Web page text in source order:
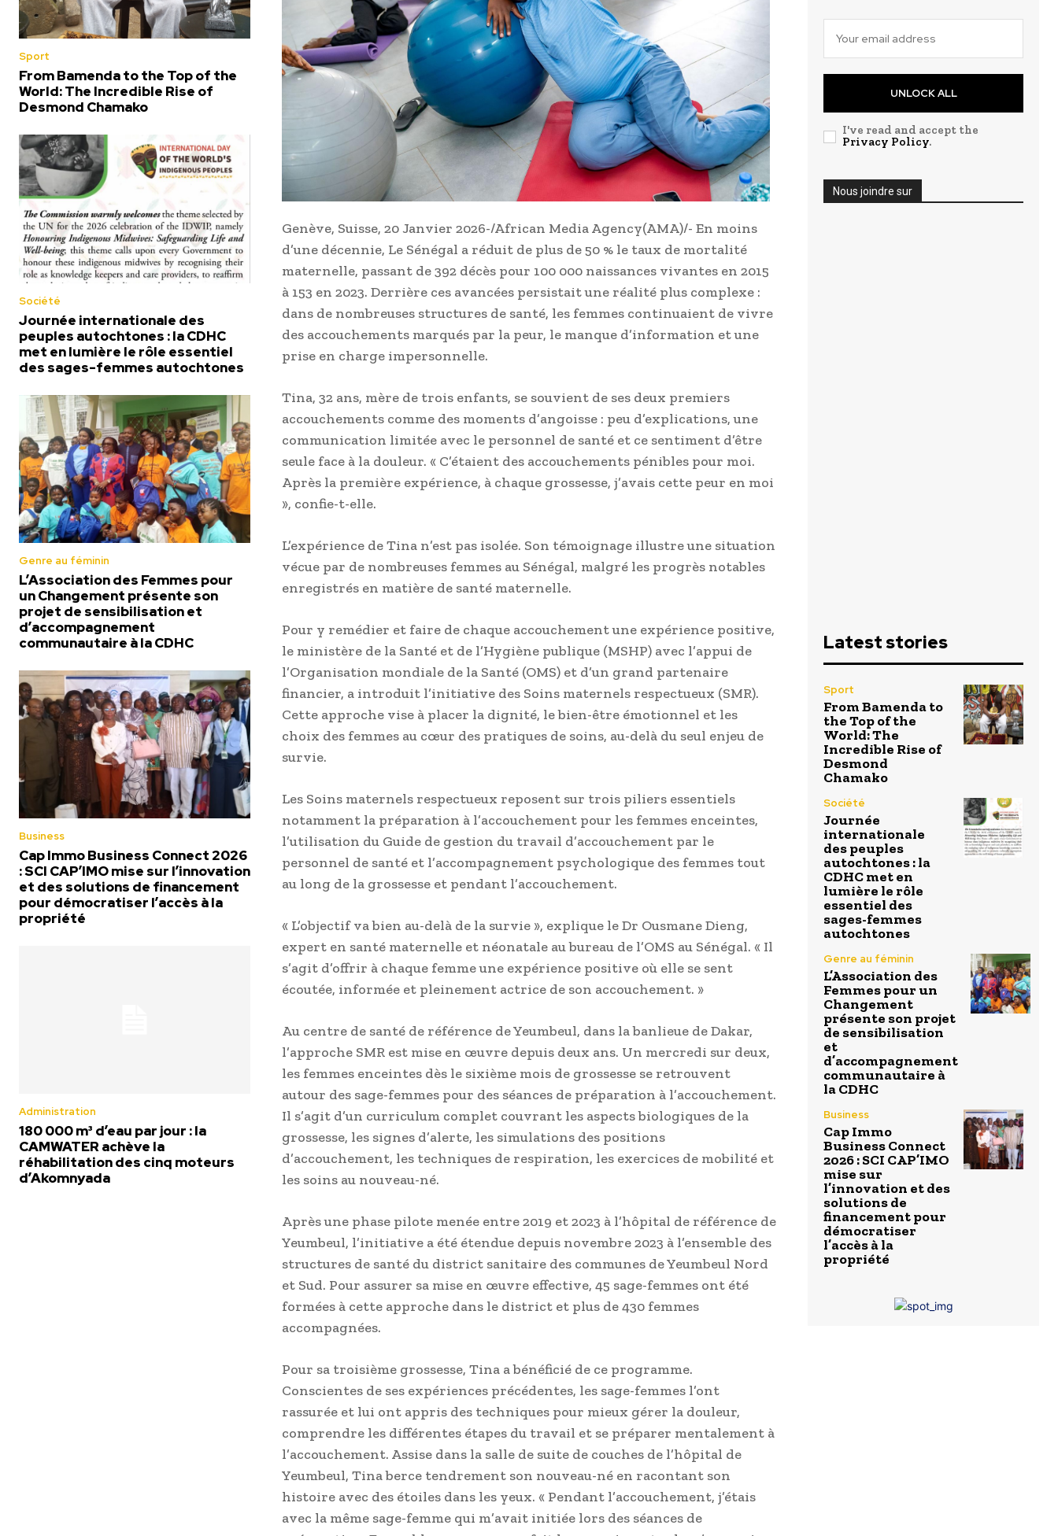
Sport
From Bamenda to the Top of the
World: The Incredible Rise of
Desmond Chamako
Société
Journée internationale des
peuples autochtones : la CDHC
met en lumière le rôle essentiel
des sages-femmes autochtones
Genre au féminin
L’Association des Femmes pour
un Changement présente son
projet de sensibilisation et
d’accompagnement
communautaire à la CDHC
Business
Cap Immo Business Connect 2026
: SCI CAP’IMO mise sur l’innovation
et des solutions de financement
pour démocratiser l’accès à la
propriété
Administration
180 000 m³ d’eau par jour : la
CAMWATER achève la
réhabilitation des cinq moteurs
d’Akomnyada
Genève, Suisse, 20 Janvier 2026-/African Media Agency(AMA)/- En moins
d’une décennie, Le Sénégal a réduit de plus de 50 % le taux de mortalité
maternelle, passant de 392 décès pour 100 000 naissances vivantes en 2015
à 153 en 2023. Derrière ces avancées persistait une réalité plus complexe :
dans de nombreuses structures de santé, les femmes continuaient de vivre
des accouchements marqués par la peur, le manque d’information et une
prise en charge impersonnelle.
Tina, 32 ans, mère de trois enfants, se souvient de ses deux premiers
accouchements comme des moments d’angoisse : peu d’explications, une
communication limitée avec le personnel de santé et ce sentiment d’être
seule face à la douleur. « C’étaient des accouchements pénibles pour moi.
Après la première expérience, à chaque grossesse, j’avais cette peur en moi
», confie-t-elle.
L’expérience de Tina n’est pas isolée. Son témoignage illustre une situation
vécue par de nombreuses femmes au Sénégal, malgré les progrès notables
enregistrés en matière de santé maternelle.
Pour y remédier et faire de chaque accouchement une expérience positive,
le ministère de la Santé et de l’Hygiène publique (MSHP) avec l’appui de
l’Organisation mondiale de la Santé (OMS) et d’un grand partenaire
financier, a introduit l’initiative des Soins maternels respectueux (SMR).
Cette approche vise à placer la dignité, le bien-être émotionnel et les
choix des femmes au cœur des pratiques de soins, au-delà du seul enjeu de
survie.
Les Soins maternels respectueux reposent sur trois piliers essentiels
notamment la préparation à l’accouchement pour les femmes enceintes,
l’utilisation du Guide de gestion du travail d’accouchement par le
personnel de santé et l’accompagnement psychologique des femmes tout
au long de la grossesse et pendant l’accouchement.
« L’objectif va bien au-delà de la survie », explique le Dr Ousmane Dieng,
expert en santé maternelle et néonatale au bureau de l’OMS au Sénégal. « Il
s’agit d’offrir à chaque femme une expérience positive où elle se sent
écoutée, informée et pleinement actrice de son accouchement. »
Au centre de santé de référence de Yeumbeul, dans la banlieue de Dakar,
l’approche SMR est mise en œuvre depuis deux ans. Un mercredi sur deux,
les femmes enceintes dès le sixième mois de grossesse se retrouvent
autour des sage-femmes pour des séances de préparation à l’accouchement.
Il s’agit d’un curriculum complet couvrant les aspects biologiques de la
grossesse, les signes d’alerte, les simulations des positions
d’accouchement, les techniques de respiration, les exercices de mobilité et
les soins au nouveau-né.
Après une phase pilote menée entre 2019 et 2023 à l’hôpital de référence de
Yeumbeul, l’initiative a été étendue depuis novembre 2023 à l’ensemble des
structures de santé du district sanitaire des communes de Yeumbeul Nord
et Sud. Pour assurer sa mise en œuvre effective, 45 sage-femmes ont été
formées à cette approche dans le district et plus de 430 femmes
accompagnées.
Pour sa troisième grossesse, Tina a bénéficié de ce programme.
Conscientes de ses expériences précédentes, les sage-femmes l’ont
rassurée et lui ont appris des techniques pour mieux gérer la douleur,
comprendre les différentes étapes du travail et se préparer mentalement à
l’accouchement. Assise dans la salle de suite de couches de l’hôpital de
Yeumbeul, Tina berce tendrement son nouveau-né en racontant son
histoire avec des étoiles dans les yeux. « Pendant l’accouchement, j’étais
avec la même sage-femme qui m’avait initiée lors des séances de
UNLOCK ALL
I've read and accept the
Privacy Policy.
Nous joindre sur
Latest stories
Sport
From Bamenda to
the Top of the
World: The
Incredible Rise of
Desmond
Chamako
Société
Journée
internationale
des peuples
autochtones : la
CDHC met en
lumière le rôle
essentiel des
sages-femmes
autochtones
Genre au féminin
L’Association des
Femmes pour un
Changement
présente son projet
de sensibilisation
et
d’accompagnement
communautaire à
la CDHC
Business
Cap Immo
Business Connect
2026 : SCI CAP’IMO
mise sur
l’innovation et des
solutions de
financement pour
démocratiser
l’accès à la
propriété